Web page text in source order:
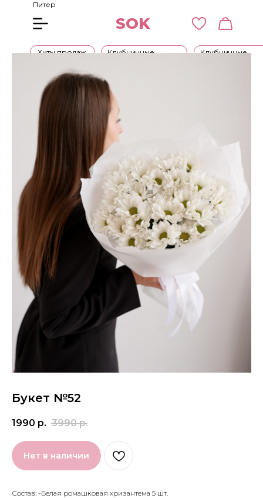
Питер
SOK
Клубничные
Клубничные
Хиты продаж
Букет №52
1990 р. 3990 р.
Нет в наличии
Состав: -Белая ромашковая хризантема 5 шт.